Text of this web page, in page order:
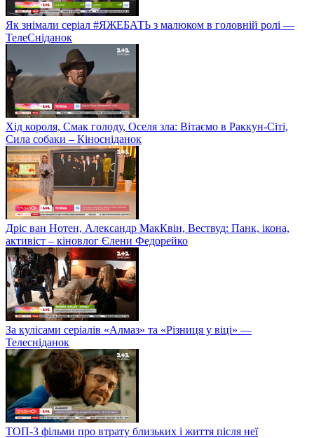
Як знімали серіал #ЯЖЕБАТЬ з малюком в головній ролі —
ТелеСніданок
Хід короля, Смак голоду, Оселя зла: Вітаємо в Раккун-Сіті,
Сила собаки – Кіносніданок
Дріс ван Нотен, Александр МакКвін, Вествуд: Панк, ікона,
активіст – кіновлог Єлени Федорейко
За кулісами серіалів «Алмаз» та «Різниця у віці» —
Телесніданок
ТОП-3 фільми про втрату близьких і життя після неї